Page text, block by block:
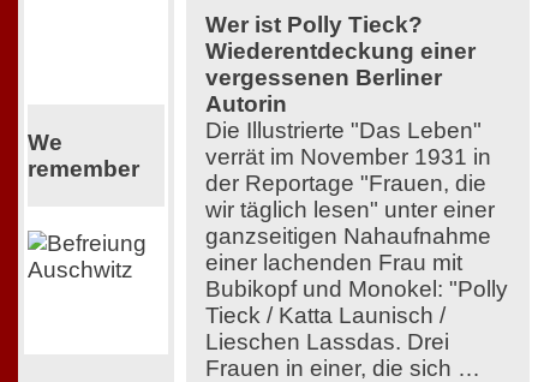
We
remember
Wer ist Polly Tieck?
Wiederentdeckung einer
vergessenen Berliner
Autorin
Die Illustrierte "Das Leben"
verrät im November 1931 in
der Reportage "Frauen, die
wir täglich lesen" unter einer
ganzseitigen Nahaufnahme
einer lachenden Frau mit
Bubikopf und Monokel: "Polly
Tieck / Katta Launisch /
Lieschen Lassdas. Drei
Frauen in einer, die sich …